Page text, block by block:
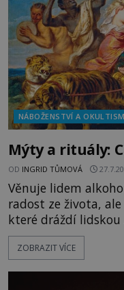
NÁBOŽENSTVÍ A
Mýty a rituály:
OD INGRID TŮMOVÁ
Věnuje lidem
radost ze života,
které dráždí lidskou
doopravdy
Bakchus? Mytologický příběh řeckého boha
ZOBRAZIT VÍCE